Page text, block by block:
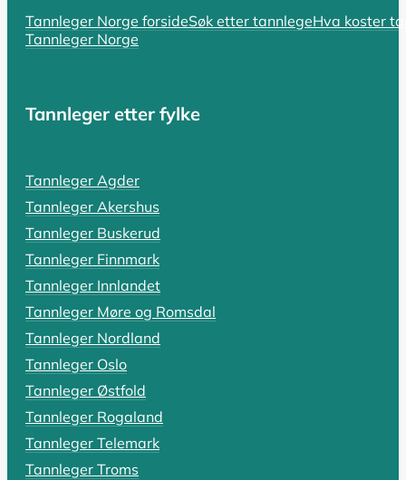
Hvorfor er tannlegen så dyr i Norge? Spørsmålet er
Tannlegevakt: Hva koster
En pulserende tannpine som holder deg våken, en
LES HELE ARTIKKELEN
SIST OPPDATERT 19. OKTOBER 2025
Rotfylling: Alt du må vite om pris,
Har du fått beskjed om at du trenger en rotfylling,
LES HELE ARTIKKELEN
Tannleger etter fylke
Tannleger Agder
Tannleger Akershus
Tannleger Buskerud
Tannleger Finnmark
Tannleger Innlandet
Tannleger Møre og Romsdal
Tannleger Nordland
Tannleger Oslo
Tannleger Østfold
Tannleger Rogaland
Tannleger Telemark
Tannleger Troms
Tannleger Norge forsideSøk etter tannlegeHva koster
Tannleger Norge